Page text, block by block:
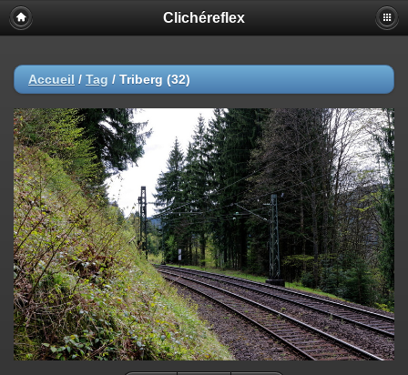
Clichéreflex
Accueil / Tag / Triberg (32)